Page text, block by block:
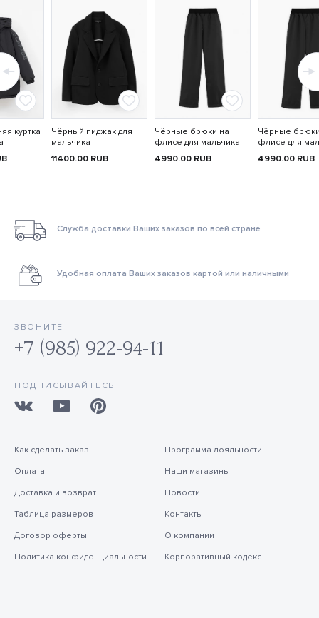
куртка
Чёрный пиджак для
мальчика
11400.00 RUB
Чёрные брюки на
флисе для мальчика
4990.00 RUB
Чёрные
флисе для
4990.00 RUB
Служба доставки Ваших заказов по всей стране
Удобная оплата Ваших заказов картой или наличными
ЗВОНИТЕ
+7 (985) 922-94-11
ПОДПИСЫВАЙТЕСЬ
Как сделать заказ
Оплата
Доставка и возврат
Таблица размеров
Договор оферты
Политика конфиденциальности
Программа лояльности
Наши магазины
Новости
Контакты
О компании
Корпоративный кодекс